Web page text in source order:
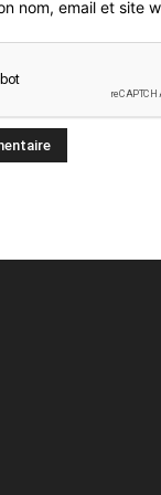
nom, email et site